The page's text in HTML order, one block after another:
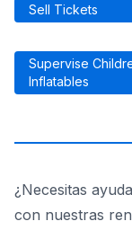
Sell Tickets
Supervise
Inflatables
¿Necesitas
con nuestras